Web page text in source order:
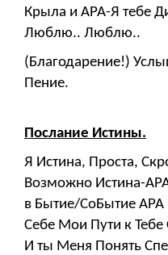
Крыла и АРА-Я тебе
Люблю.. Люблю..
(Благодарение!)
Пение.
Послание Истины.
Я Истина, Проста,
Возможно Истина-
в Бытие/СоБытие АРА
Себе Мои Пути к
И ты Меня Понять